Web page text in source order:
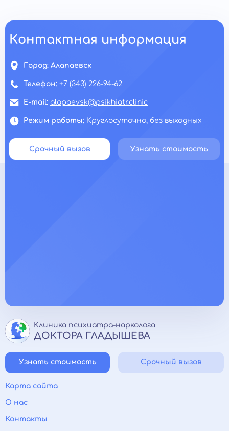
Контактная информация
Город: Алапаевск
Телефон: +7 (343) 226-94-62
E-mail: alapaevsk@psikhiatr.clinic
Режим работы: Круглосуточно, без выходных
Срочный вызов Узнать стоимость
Клиника психиатра-нарколога
ДОКТОРА ГЛАДЫШЕВА
Узнать стоимость Срочный вызов
Карта сайта
О нас
Контакты